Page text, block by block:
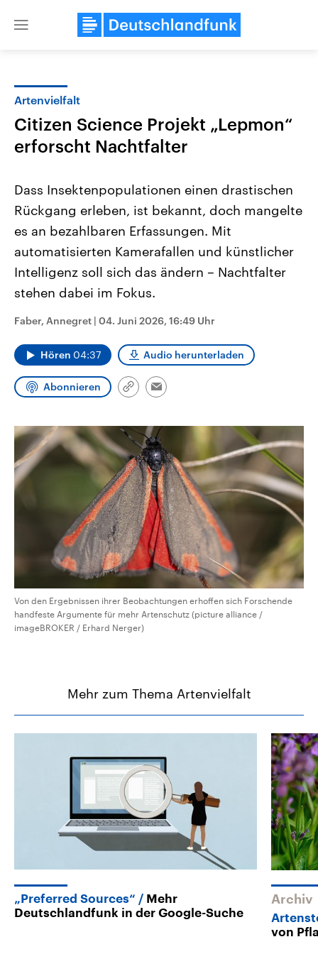
Close
Landtagswahl Sachsen-Anhalt
2026
Alle Informationen
Sachsen-Anhalt wählt am 6.
September 2026 einen neuen
Bundesland von einer Koalition aus
CDU, SPD und FDP regiert.-
Wahlprogramme, aktuelle Berichte
und Hintergründe zu den Parteien
Wahl.
USA
Aktuelle Beiträge,
Hintergründe
mit großem Einfluss auf
aktuelle Weltgeschehen.
Sendungen Programm Podcasts
Audio-Archiv
Artenvielfalt
Citizen Science Projekt „Lepmon“
erforscht Nachtfalter
Dass Insektenpopulationen einen drastischen
Rückgang erleben, ist bekannt, doch mangelte
es an bezahlbaren Erfassungen. Mit
automatisierten Kamerafallen und künstlicher
Intelligenz soll sich das ändern – Nachtfalter
stehen dabei im Fokus.
Faber, Annegret | 04. Juni 2026, 16:49 Uhr
Hören 04:37 Audio herunterladen
Abonnieren
Link
Email
Von den Ergebnissen ihrer Beobachtungen erhoffen sich Forschende
handfeste Argumente für mehr Artenschutz (picture alliance /
imageBROKER / Erhard Nerger)
Mehr zum Thema Artenvielfalt
„Preferred Sources“
Mehr
Deutschlandfunk in der Google-Suche
Archiv
von